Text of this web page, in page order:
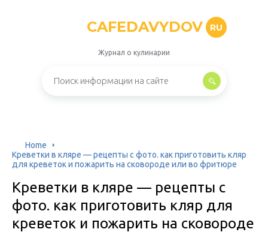
CAFEDAVYDOV RU
Журнал о кулинарии
Home
Креветки в кляре — рецепты с фото. как приготовить кляр
для креветок и пожарить на сковороде или во фритюре
Креветки в кляре — рецепты с
фото. как приготовить кляр для
креветок и пожарить на сковороде